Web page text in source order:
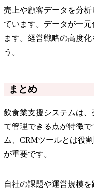
売上や顧客データを分
ています。データが一
ます。経営戦略の高度
う。
まとめ
飲食業支援システムは
て管理できる点が特徴で
ム、CRMツールとは役
が重要です。
自社の課題や運営規模